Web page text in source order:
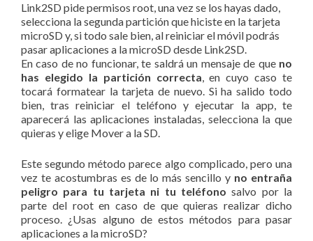
Link2SD pide permisos root, una vez se los hayas dado,
selecciona la segunda partición que hiciste en la tarjeta
microSD y, si todo sale bien, al reiniciar el móvil podrás
pasar aplicaciones a la microSD desde Link2SD.
En caso de no funcionar, te saldrá un mensaje de que no
has elegido la partición correcta, en cuyo caso te
tocará formatear la tarjeta de nuevo. Si ha salido todo
bien, tras reiniciar el teléfono y ejecutar la app, te
aparecerá las aplicaciones instaladas, selecciona la que
quieras y elige Mover a la SD.
Este segundo método parece algo complicado, pero una
vez te acostumbras es de lo más sencillo y no entraña
peligro para tu tarjeta ni tu teléfono salvo por la
parte del root en caso de que quieras realizar dicho
proceso. ¿Usas alguno de estos métodos para pasar
aplicaciones a la microSD?